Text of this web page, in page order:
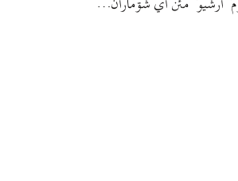
ارشيو ٚ مئن اي شۊمارأن…